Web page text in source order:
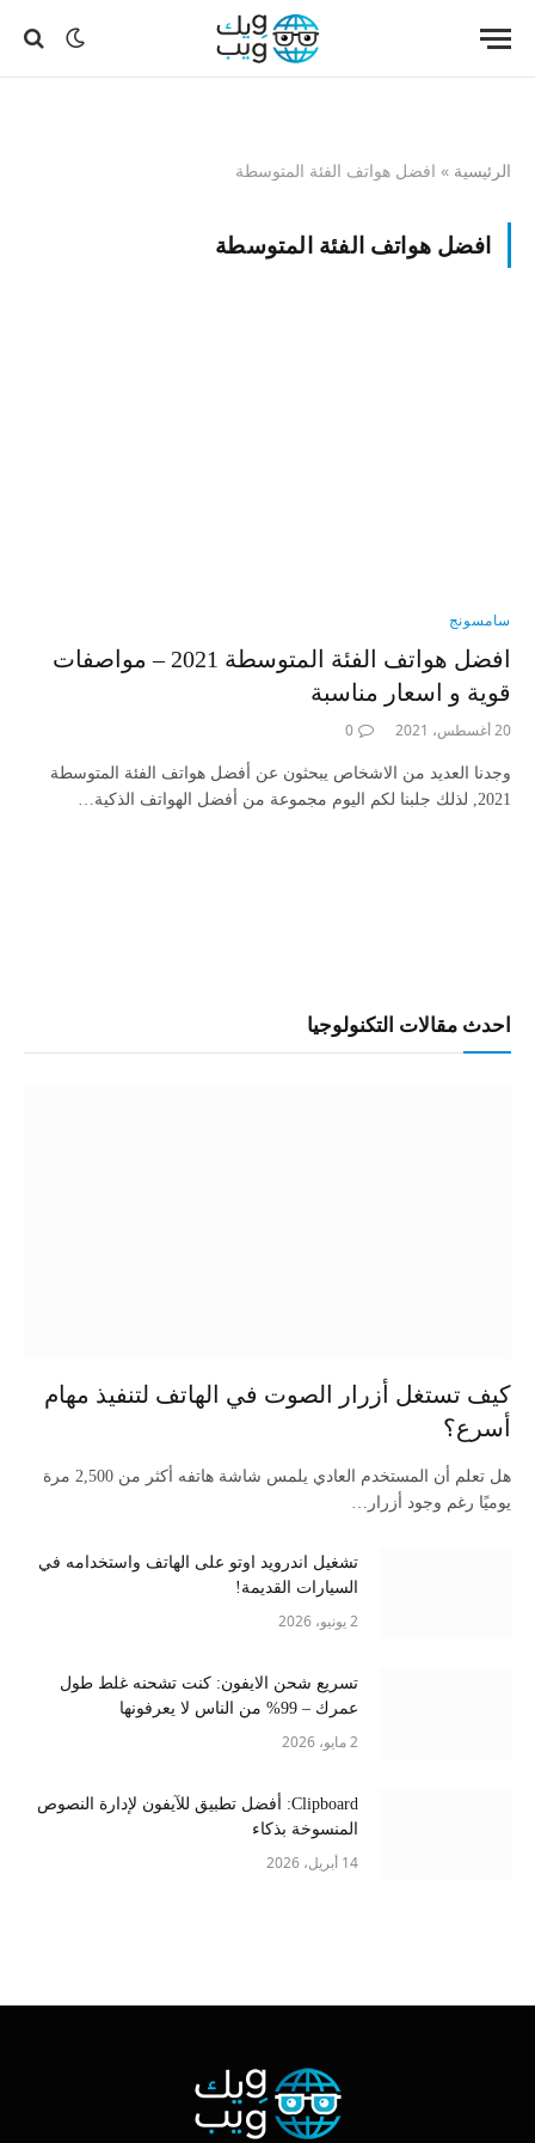
الرئيسية » افضل هواتف الفئة المتوسطة
افضل هواتف الفئة المتوسطة
سامسونج
افضل هواتف الفئة المتوسطة 2021 – مواصفات
قوية و اسعار مناسبة
20 أغسطس، 2021 0
وجدنا العديد من الاشخاص يبحثون عن أفضل هواتف الفئة المتوسطة
2021, لذلك جلبنا لكم اليوم مجموعة من أفضل الهواتف الذكية…
احدث مقالات التكنولوجيا
كيف تستغل أزرار الصوت في الهاتف لتنفيذ مهام
أسرع؟
هل تعلم أن المستخدم العادي يلمس شاشة هاتفه أكثر من 2,500 مرة
يوميًا رغم وجود أزرار…
تشغيل اندرويد اوتو على الهاتف واستخدامه في
السيارات القديمة!
2 يونيو، 2026
تسريع شحن الايفون: كنت تشحنه غلط طول
عمرك – 99% من الناس لا يعرفونها
2 مايو، 2026
Clipboard: أفضل تطبيق للآيفون لإدارة النصوص
المنسوخة بذكاء
14 أبريل، 2026